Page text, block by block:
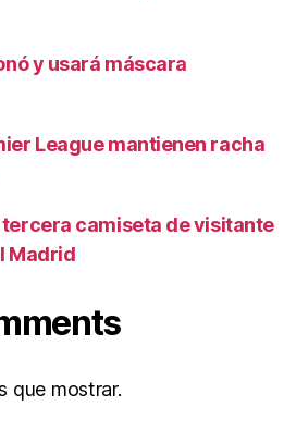
y usará máscara
League mantienen racha
tercera camiseta de visitante
Madrid
que mostrar.